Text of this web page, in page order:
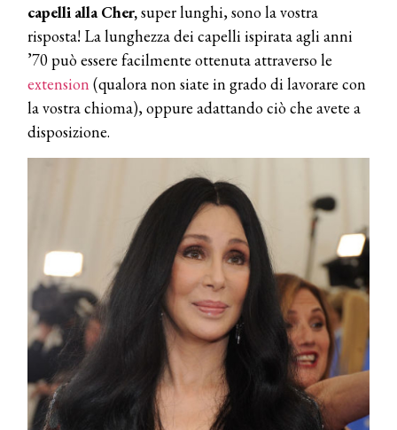
capelli alla Cher,super lunghi, sono la vostra
risposta! La lunghezza dei capelli ispirata agli anni
’70 può essere facilmente ottenuta attraverso le
extension (qualora non siate in grado di lavorare con
la vostra chioma), oppure adattando ciò che avete a
disposizione.